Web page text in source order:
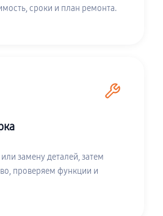
сроки и план ремонта.
замену деталей, затем
проверяем функции и